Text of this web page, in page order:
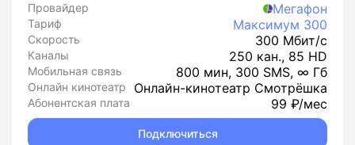
Провайдер Мегафон
Тариф Максимум 300
Скорость 300 Мбит/с
Каналы 250 кан., 85 HD
Мобильная связь 800 мин, 300 SMS, ∞ Гб
Онлайн кинотеатр Онлайн-кинотеатр Смотрёшка
Абонентская плата 99 ₽/мес
Подключиться